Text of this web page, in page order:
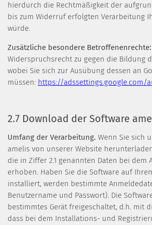
hierdurch die Rechtmäßigkeit der
bis zum Widerruf erfolgten Verarbeitung
würde.
Zusätzliche besondere Betroffenenrechte:
Widerspruchsrecht zu gegen die Bildung
wobei Sie sich zur Ausübung dessen an
müssen: https://adssettings.google.com/
2.7 Download der Software
Umfang der Verarbeitung. Wenn Sie sich
amelis von unserer Website
die in Ziffer 2.1 genannten Daten bei dem
erhoben. Haben Sie die Software auf
installiert, werden bestimmte
Benutzername und Passwort). Die
bestimmtes Gerät freigeschaltet, d.h. mit
dass bei dem Installations- und